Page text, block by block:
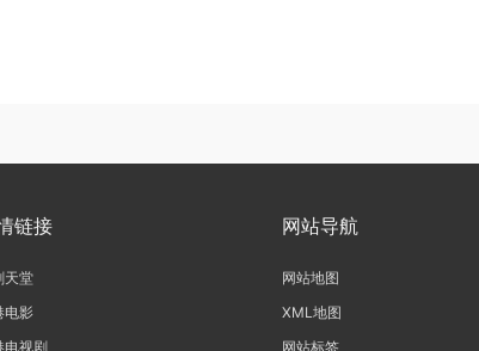
链接
天堂
电影
电视剧
网站导航
网站地图
XML地图
网站标签